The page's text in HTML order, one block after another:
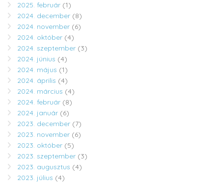
2025. február (1)
2024. december (8)
2024. november (6)
2024. október (4)
2024. szeptember (3)
2024. június (4)
2024. május (1)
2024. április (4)
2024. március (4)
2024. február (8)
2024. január (6)
2023. december (7)
2023. november (6)
2023. október (5)
2023. szeptember (3)
2023. augusztus (4)
2023. július (4)